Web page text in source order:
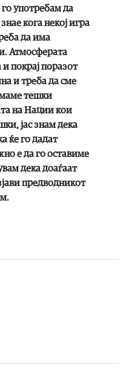
употребам да
кога некој игра
да има
Атмосферата
покрај поразот
и треба да сме
тешки
на Нации кои
јас знам дека
ќе го дадат
е да го оставиме
дека доаѓаат
предводникот